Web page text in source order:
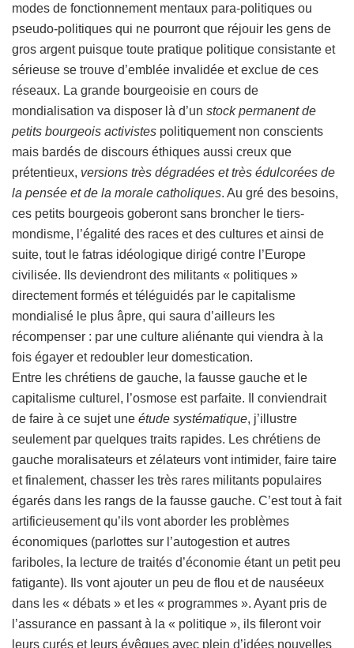
modes de fonctionnement mentaux para-politiques ou
pseudo-politiques qui ne pourront que réjouir les gens de
gros argent puisque toute pratique politique consistante et
sérieuse se trouve d’emblée invalidée et exclue de ces
réseaux. La grande bourgeoisie en cours de
mondialisation va disposer là d’un stock permanent de
petits bourgeois activistes politiquement non conscients
mais bardés de discours éthiques aussi creux que
prétentieux, versions très dégradées et très édulcorées de
la pensée et de la morale catholiques. Au gré des besoins,
ces petits bourgeois goberont sans broncher le tiers-
mondisme, l’égalité des races et des cultures et ainsi de
suite, tout le fatras idéologique dirigé contre l’Europe
civilisée. Ils deviendront des militants « politiques »
directement formés et téléguidés par le capitalisme
mondialisé le plus âpre, qui saura d’ailleurs les
récompenser : par une culture aliénante qui viendra à la
fois égayer et redoubler leur domestication.
Entre les chrétiens de gauche, la fausse gauche et le
capitalisme culturel, l’osmose est parfaite. Il conviendrait
de faire à ce sujet une étude systématique, j’illustre
seulement par quelques traits rapides. Les chrétiens de
gauche moralisateurs et zélateurs vont intimider, faire taire
et finalement, chasser les très rares militants populaires
égarés dans les rangs de la fausse gauche. C’est tout à fait
artificieusement qu’ils vont aborder les problèmes
économiques (parlottes sur l’autogestion et autres
fariboles, la lecture de traités d’économie étant un petit peu
fatigante). Ils vont ajouter un peu de flou et de nauséeux
dans les « débats » et les « programmes ». Ayant pris de
l’assurance en passant à la « politique », ils fileront voir
leurs curés et leurs évêques avec plein d’idées nouvelles